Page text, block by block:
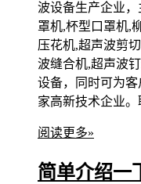
波设备生产企业
罩机,杯型口罩机,
压花机,超声波剪
波缝合机,超声波
设备，同时可为
家高新技术企业。
阅读更多»
简单介绍一